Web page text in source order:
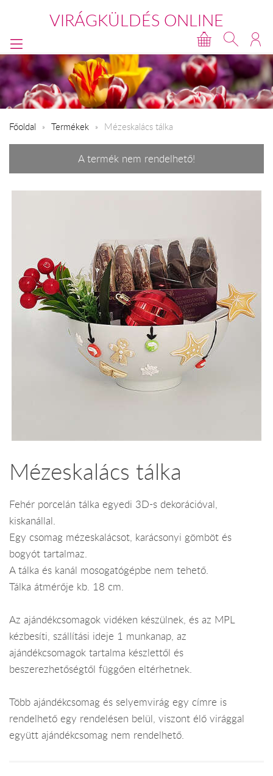
VIRÁGKÜLDÉS ONLINE
Főoldal Termékek Mézeskalács tálka
A termék nem rendelhető!
Mézeskalács tálka
Fehér porcelán tálka egyedi 3D-s dekorációval,
kiskanállal.
Egy csomag mézeskalácsot, karácsonyi gömböt és
bogyót tartalmaz.
A tálka és kanál mosogatógépbe nem tehető.
Tálka átmérője kb. 18 cm.
Az ajándékcsomagok vidéken készülnek, és az MPL
kézbesíti, szállítási ideje 1 munkanap, az
ajándékcsomagok tartalma készlettől és
beszerezhetőségtől függően eltérhetnek.
Több ajándékcsomag és selyemvirág egy címre is
rendelhető egy rendelésen belül, viszont élő virággal
együtt ajándékcsomag nem rendelhető.